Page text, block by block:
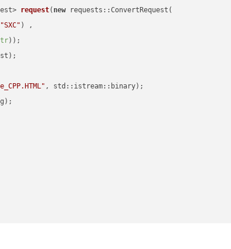
request( new requests::ConvertRequest(
"SXC" ) ,
))
, std::istream::binary) ;